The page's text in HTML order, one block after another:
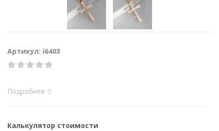
Артикул: i6403
Подробнее
Калькулятор стоимости